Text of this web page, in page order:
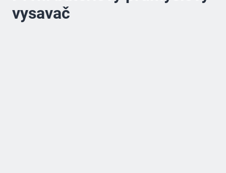
vysavač